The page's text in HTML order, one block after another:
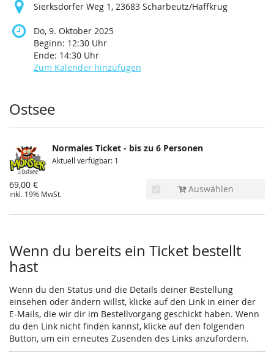
Sierksdorfer Weg 1, 23683 Scharbeutz/Haffkrug
Do, 9. Oktober 2025
Beginn: 12:30 Uhr
Ende: 14:30 Uhr
Zum Kalender hinzufügen
Produkte
Ostsee
Normales Ticket - bis zu 6 Personen
Aktuell verfügbar: 1
69,00 €
inkl. 19% MwSt. Auswählen
Wenn du bereits ein Ticket bestellt
hast
Wenn du den Status und die Details deiner Bestellung
einsehen oder ändern willst, klicke auf den Link in einer der
E-Mails, die wir dir im Bestellvorgang geschickt haben. Wenn
du den Link nicht finden kannst, klicke auf den folgenden
Button, um ein erneutes Zusenden des Links anzufordern.